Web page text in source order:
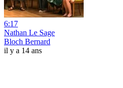
6:17
Nathan Le Sage
Bloch Bernard
il y a 14 ans